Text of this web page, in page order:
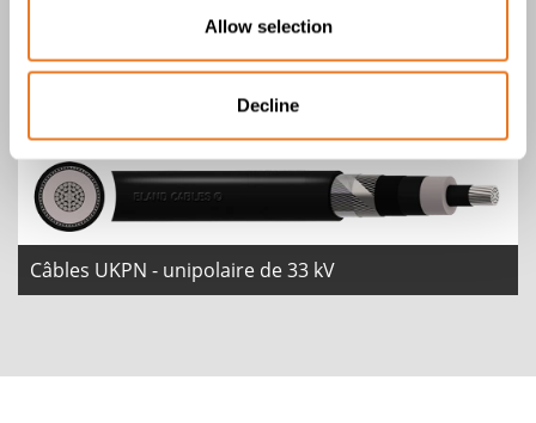
Allow selection
Decline
Câbles UKPN – unipolaire (triplex) de
Câbles UKPN - unipolaire de 33 kV